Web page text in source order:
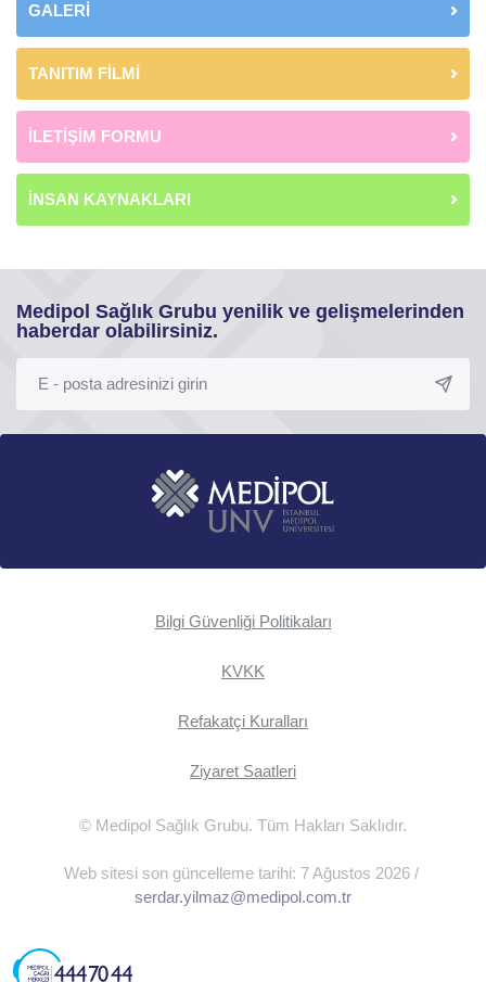
GALERİ
TANITIM FİLMİ
İLETİŞİM FORMU
İNSAN KAYNAKLARI
Medipol Sağlık Grubu yenilik ve gelişmelerinden
haberdar olabilirsiniz.
Bilgi Güvenliği Politikaları
KVKK
Refakatçi Kuralları
Ziyaret Saatleri
© Medipol Sağlık Grubu. Tüm Hakları Saklıdır.
Web sitesi son güncelleme tarihi: 7 Ağustos 2026 /
serdar.yilmaz@medipol.com.tr